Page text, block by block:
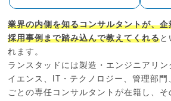
業界の内側を知るコンサルタントが、
採用事例まで踏み込んで教えてくれると
れます。
ランスタッドには製造・エンジニアリ
イエンス、IT・テクノロジー、管理部門
ごとの専任コンサルタントが在籍し、そ